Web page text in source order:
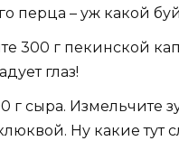
перца – уж какой
300 г пекинской
глаз!
г сыра. Измельчите
Ну какие тут